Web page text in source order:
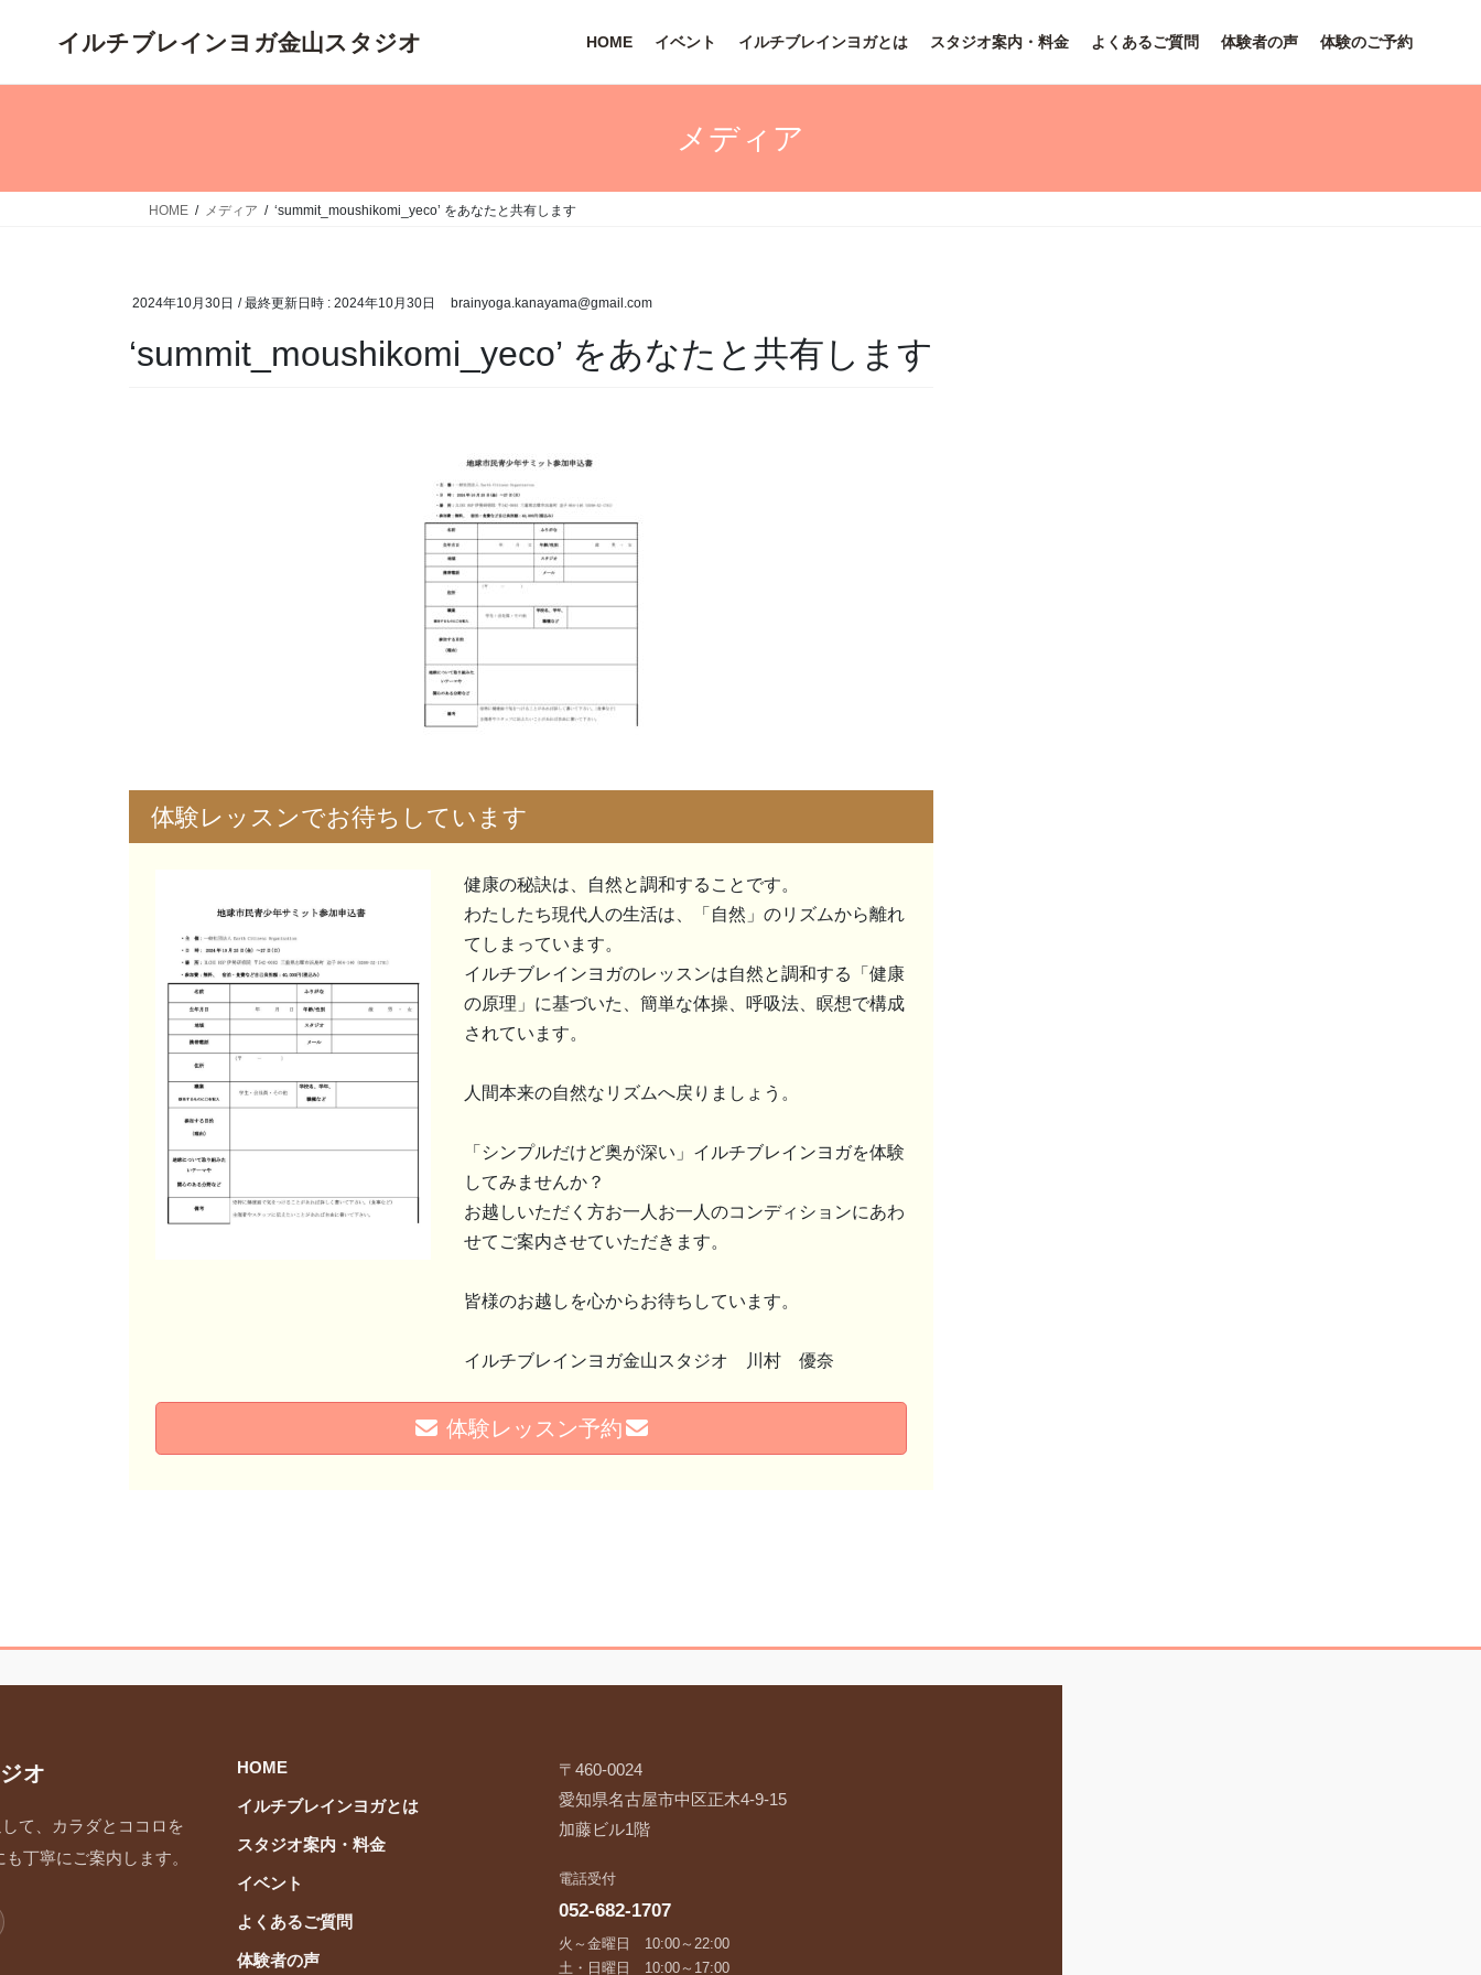
ン
キ
ー
に
HOME イベント イルチブレインヨガとは スタジオ案内・料金 よくあるご質問 体験者の声 体験のご予約
メディア
HOME メディア ‘summit_moushikomi_yeco’ をあなたと共有します
2024年10月30日 / 最終更新日時 : 2024年10月30日 brainyoga.kanayama@gmail.com
‘summit_moushikomi_yeco’ をあなたと共有します
体験レッスンでお待ちしています
健康の秘訣は、自然と調和することです。
わたしたち現代人の生活は、「自然」のリズムから離れ
てしまっています。
イルチブレインヨガのレッスンは自然と調和する「健康
の原理」に基づいた、簡単な体操、呼吸法、瞑想で構成
されています。
人間本来の自然なリズムへ戻りましょう。
「シンプルだけど奥が深い」イルチブレインヨガを体験
してみませんか？
お越しいただく方お一人お一人のコンディションにあわ
せてご案内させていただきます。
皆様のお越しを心からお待ちしています。
イルチブレインヨガ金山スタジオ 川村 優奈
体験レッスン予約
オ
て、カラダとココロを
丁寧にご案内します。
HOME
イルチブレインヨガとは
スタジオ案内・料金
イベント
よくあるご質問
体験者の声
〒460-0024
愛知県名古屋市中区正木4-9-15
加藤ビル1階
電話受付
052-682-1707
火～金曜日 10:00～22:00
土・日曜日 10:00～17:00